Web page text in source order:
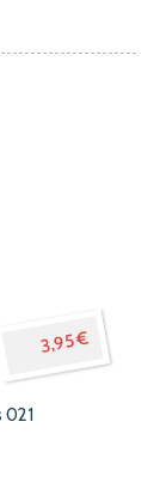
3,95 €